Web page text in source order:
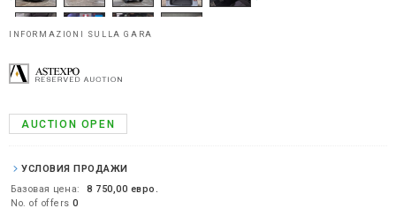
INFORMAZIONI SULLA GARA
AUCTION OPEN
УСЛОВИЯ ПРОДАЖИ
Базовая цена: 8 750,00 евро.
No. of offers0